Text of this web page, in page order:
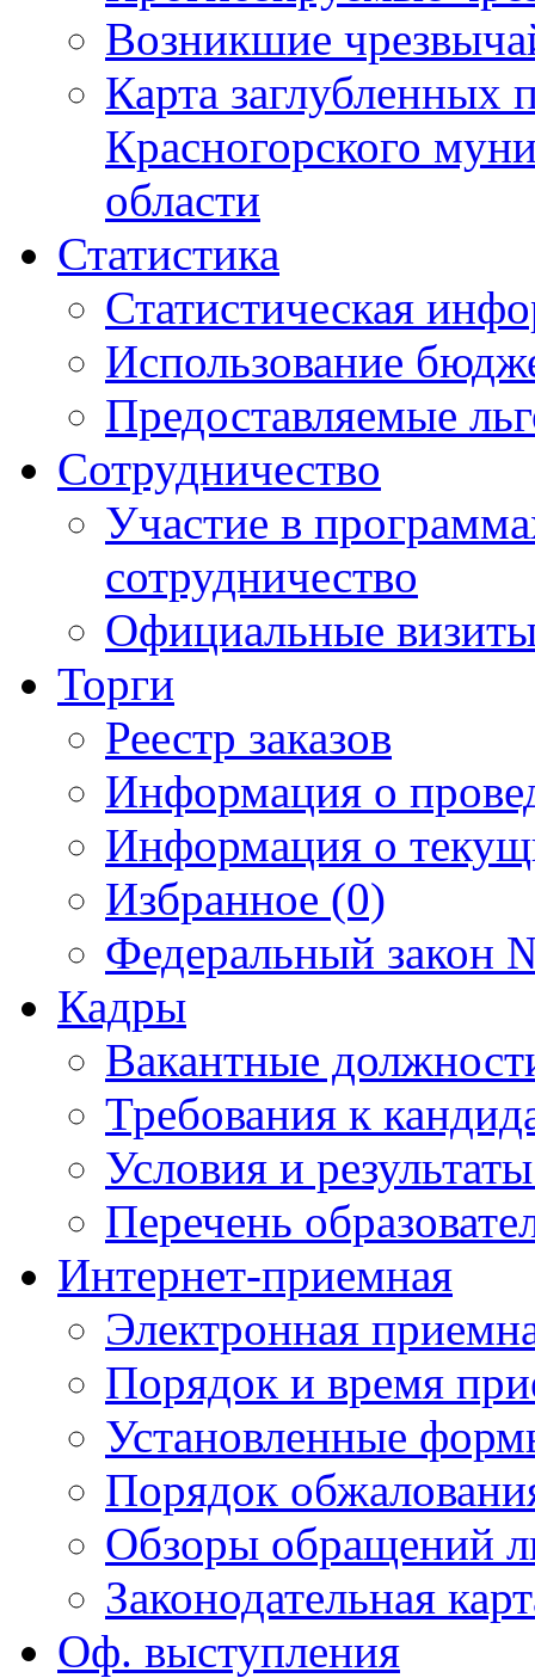
Возникшие
Карта
Красногорского
области
Статистика
Статистическая
Использование
Предоставляемые
Сотрудничество
Участие в
сотрудничество
Официальные
Торги
Реестр заказов
Информация о
Информация о
Избранное (0)
Федеральный закон
Кадры
Вакантные
Требования к
Условия и
Перечень
Интернет-приемная
Электронная
Порядок и время
Установленные
Порядок
Обзоры обращений
Законодательная
Оф. выступления